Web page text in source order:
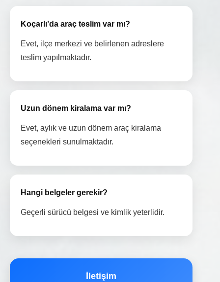
Koçarlı’da araç teslim var mı?
Evet, ilçe merkezi ve belirlenen adreslere
teslim yapılmaktadır.
Uzun dönem kiralama var mı?
Evet, aylık ve uzun dönem araç kiralama
seçenekleri sunulmaktadır.
Hangi belgeler gerekir?
Geçerli sürücü belgesi ve kimlik yeterlidir.
İletişim